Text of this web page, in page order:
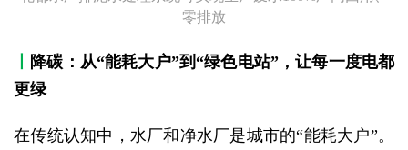
零排放
降碳：从“能耗大户”到“绿色电站”，让每一度电都
更绿
在传统认知中，水厂和净水厂是城市的“能耗大户”。